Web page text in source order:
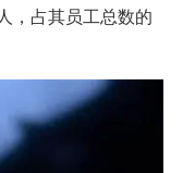
，占其员工总数的